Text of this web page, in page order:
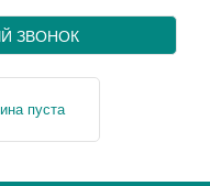
ЗВОНОК
пуста